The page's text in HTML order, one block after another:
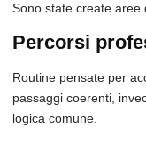
Sono state create aree
Percorsi
Routine pensate per
passaggi coerenti,
logica comune.